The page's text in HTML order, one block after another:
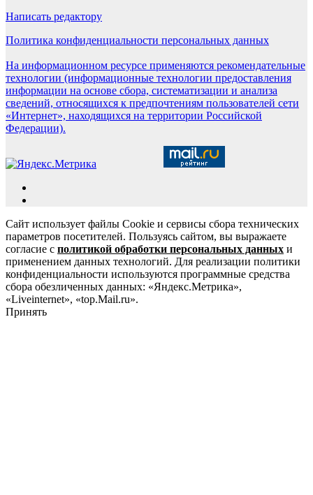
Написать редактору
Политика конфиденциальности персональных данных
На информационном ресурсе применяются рекомендательные
технологии (информационные технологии предоставления
информации на основе сбора, систематизации и анализа
сведений, относящихся к предпочтениям пользователей сети
«Интернет», находящихся на территории Российской
Федерации).
Сайт использует файлы Cookie и сервисы сбора технических
параметров посетителей. Пользуясь сайтом, вы выражаете
согласие с политикой обработки персональных данных и
применением данных технологий. Для реализации политики
конфиденциальности используются программные средства
сбора обезличенных данных: «Яндекс.Метрика»,
«Liveinternet», «top.Mail.ru».
Принять